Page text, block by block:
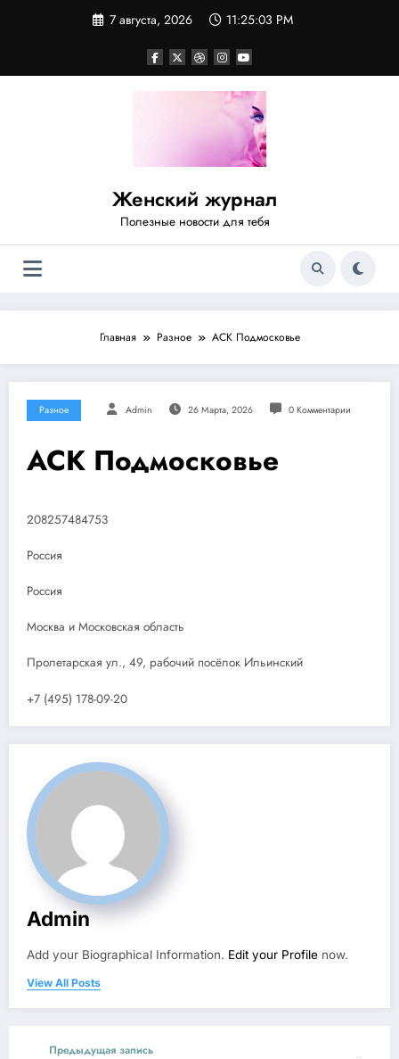
7 августа, 2026 11:25:03 PM
Женский журнал
Полезные новости для тебя
Главная Разное АСК Подмосковье
Разное Admin 26 Марта, 2026 0 Комментарии
АСК Подмосковье
208257484753
Россия
Россия
Москва и Московская область
Пролетарская ул., 49, рабочий посёлок Ильинский
+7 (495) 178-09-20
Admin
Add your Biographical Information. Edit your Profile now.
View All Posts
Предыдущая запись